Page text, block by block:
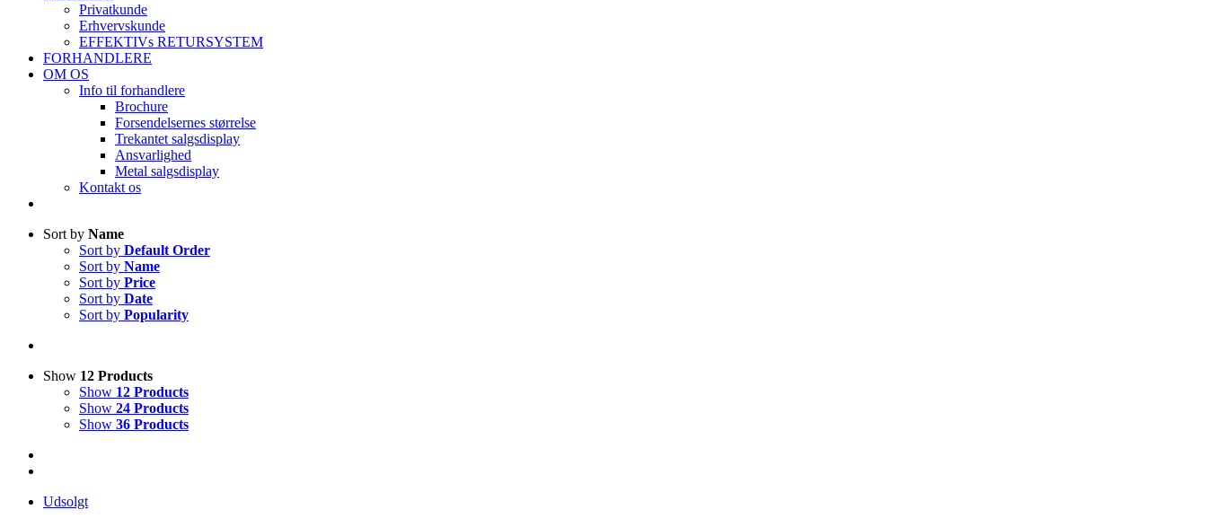
Privatkunde
Erhvervskunde
EFFEKTIVs RETURSYSTEM
FORHANDLERE
OM OS
Info til forhandlere
Brochure
Forsendelsernes størrelse
Trekantet salgsdisplay
Ansvarlighed
Metal salgsdisplay
Kontakt os
Sort by Name
Sort by Default Order
Sort by Name
Sort by Price
Sort by Date
Sort by Popularity
Show 12 Products
Show 12 Products
Show 24 Products
Show 36 Products
Udsolgt